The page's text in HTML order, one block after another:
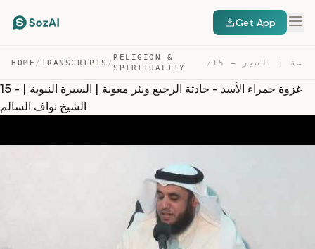
Get App
HOME / TRANSCRIPTS /
RELIGION &
SPIRITUALITY
/ 15 – غزوة حمراء الأسد – حادثة الرجيع وبئر معونة | السير… — TRANSCRIPT
15 - غزوة حمراء الأسد - حادثة الرجيع وبئر معونة | السيرة النبوية |
الشيخ نواف السالم